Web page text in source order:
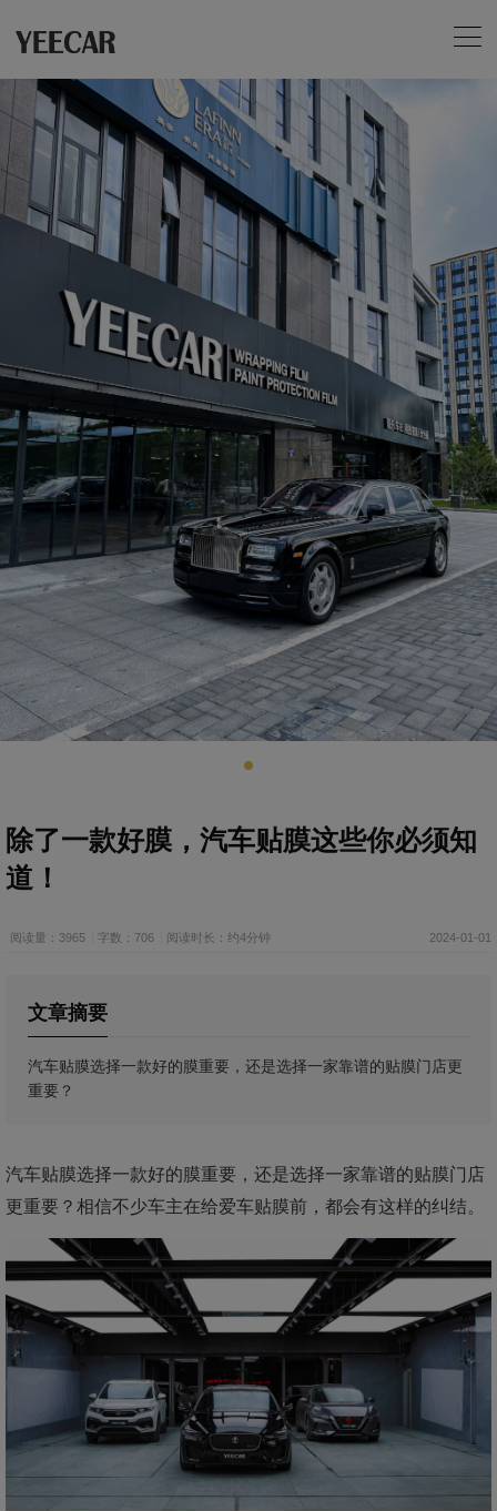
除了一款好膜，汽车贴膜这些你必须知
道！
阅读量：3965 字数：706 阅读时长：约4分钟 2024-01-01
文章摘要
汽车贴膜选择一款好的膜重要，还是选择一家靠谱的贴膜门店更
重要？
汽车贴膜选择一款好的膜重要，还是选择一家靠谱的贴膜门店
更重要？相信不少车主在给爱车贴膜前，都会有这样的纠结。